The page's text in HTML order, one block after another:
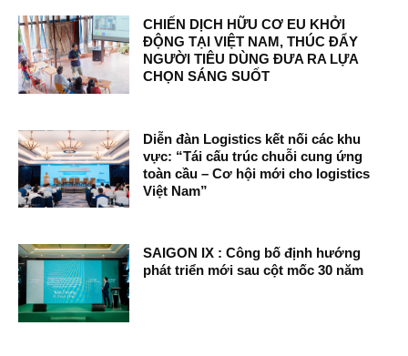
CHIẾN DỊCH HỮU CƠ EU KHỞI
ĐỘNG TẠI VIỆT NAM, THÚC ĐẨY
NGƯỜI TIÊU DÙNG ĐƯA RA LỰA
CHỌN SÁNG SUỐT
Diễn đàn Logistics kết nối các khu
vực: “Tái cấu trúc chuỗi cung ứng
toàn cầu – Cơ hội mới cho logistics
Việt Nam”
SAIGON IX : Công bố định hướng
phát triển mới sau cột mốc 30 năm